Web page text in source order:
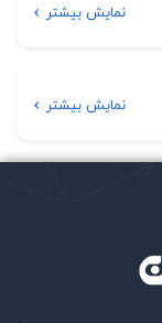
نمایش بیشتر
نمایش بیشتر
برای
و رکمونت دی-